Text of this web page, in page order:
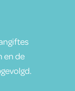
en de